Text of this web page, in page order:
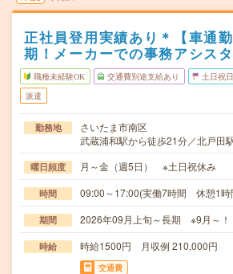
正社員登用実績あり＊【車通
期！メーカーでの事務アシス
職種未経験OK 交通費別途支給あり 土日祝
派遣
勤務地
さいたま市南区
武蔵浦和駅から徒歩21分／北戸田
曜日頻度 月～金（週5日） ※土日祝休み
時間 09:00～17:00(実働7時間 休憩1時
期間 2026年09月上旬～長期 ※9月～！
時給 時給1500円 月収例 210,000円
交通費